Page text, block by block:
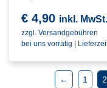
€ 4,90 inkl. MwSt.
zzgl. Versandgebühren
bei uns vorrätig |
← 1 2